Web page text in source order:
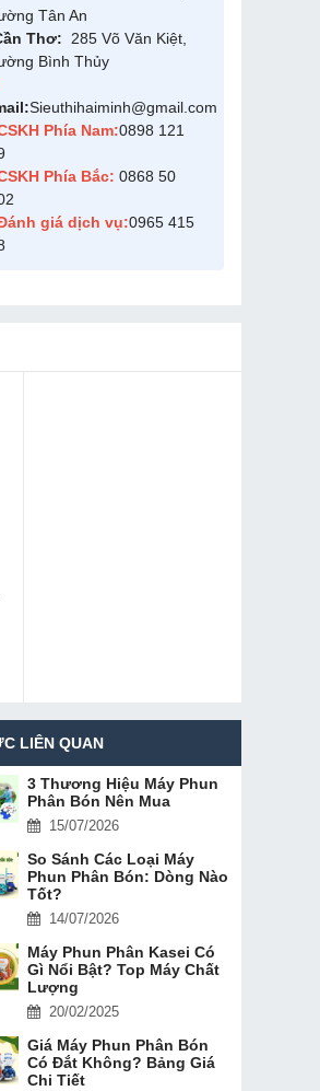
Tân An
Thơ: 285 Võ Văn Kiệt,
Bình Thủy
Sieuthihaiminh@gmail.com
Phía Nam:0898 121
Phía Bắc: 0868 50
giá dịch vụ:0965 415
LIÊN QUAN
3 Thương Hiệu Máy Phun
Phân Bón Nên Mua
15/07/2026
So Sánh Các Loại Máy
Phun Phân Bón: Dòng Nào
Tốt?
14/07/2026
Máy Phun Phân Kasei Có
Gì Nổi Bật? Top Máy Chất
Lượng
20/02/2025
Giá Máy Phun Phân Bón
Có Đắt Không? Bảng Giá
Chi Tiết